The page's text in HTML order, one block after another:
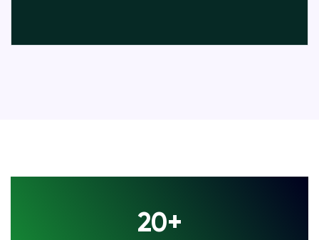
20+